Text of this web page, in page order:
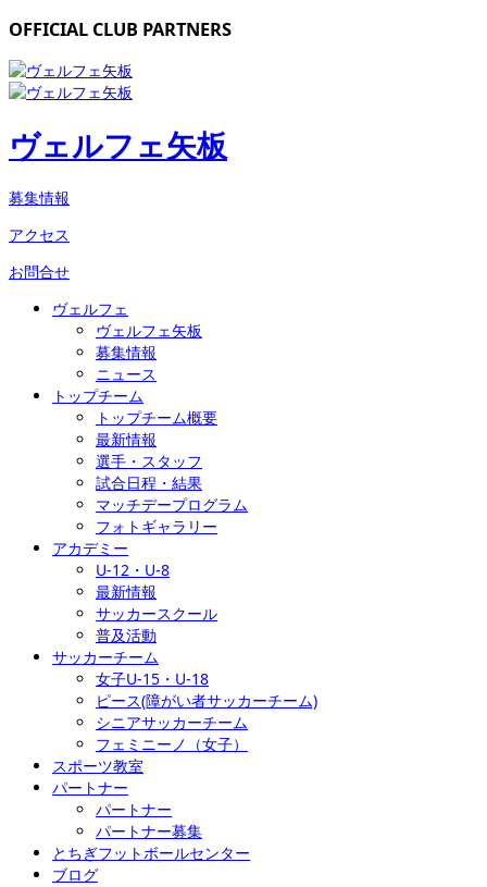
OFFICIAL CLUB PARTNERS
ヴェルフェ矢板
募集情報
アクセス
お問合せ
ヴェルフェ
ヴェルフェ矢板
募集情報
ニュース
トップチーム
トップチーム概要
最新情報
選手・スタッフ
試合日程・結果
マッチデープログラム
フォトギャラリー
アカデミー
U-12・U-8
最新情報
サッカースクール
普及活動
サッカーチーム
女子U-15・U-18
ピース(障がい者サッカーチーム)
シニアサッカーチーム
フェミニーノ（女子）
スポーツ教室
パートナー
パートナー
パートナー募集
とちぎフットボールセンター
ブログ